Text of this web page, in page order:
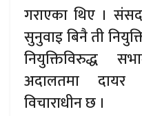
गराएका थिए ।
सुनुवाइ बिनै ती
नियुक्तिविरुद्ध
अदालतमा
विचाराधीन छ ।